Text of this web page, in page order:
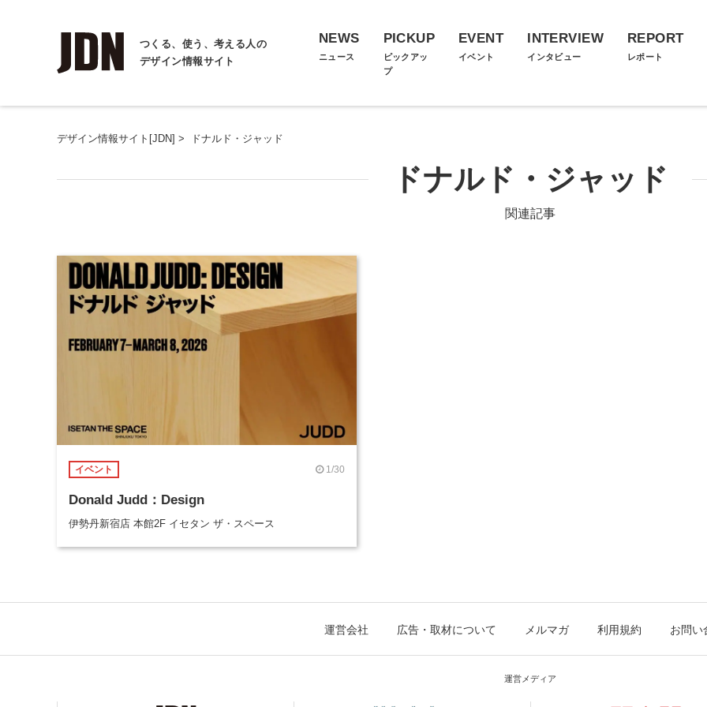
つくる、使う、考える人の
デザイン情報サイト
NEWS
ニュース
PICKUP
ピックアッ
プ
EVENT
イベント
INTERVIEW
インタビュー
REPORT
レポート
デザイン情報サイト[JDN] > ドナルド・ジャッド
ドナルド・ジャッド
関連記事
イベント 1/30
Donald Judd：Design
伊勢丹新宿店 本館2F イセタン ザ・スペース
運営会社 広告・取材について メルマガ 利用規約 お問い
運営メディア